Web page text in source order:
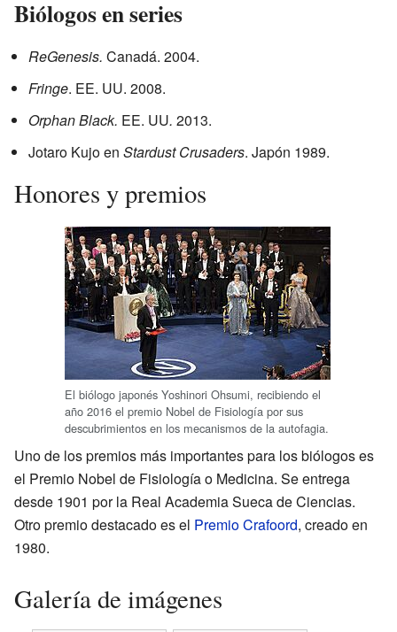
Biólogos en series
ReGenesis. Canadá. 2004.
Fringe. EE. UU. 2008.
Orphan Black. EE. UU. 2013.
Jotaro Kujo en Stardust Crusaders. Japón 1989.
Honores y premios
El biólogo japonés Yoshinori Ohsumi, recibiendo el
año 2016 el premio Nobel de Fisiología por sus
descubrimientos en los mecanismos de la autofagia.
Uno de los premios más importantes para los biólogos es
el Premio Nobel de Fisiología o Medicina. Se entrega
desde 1901 por la Real Academia Sueca de Ciencias.
Otro premio destacado es el Premio Crafoord, creado en
1980.
Galería de imágenes